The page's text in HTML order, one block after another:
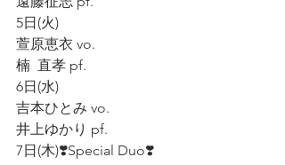
5日(火)
萱原恵衣 vo.
楠  直孝 pf.
6日(水)
吉本ひとみ vo.
井上ゆかり pf.
7日(木)❣️Special Duo❣️